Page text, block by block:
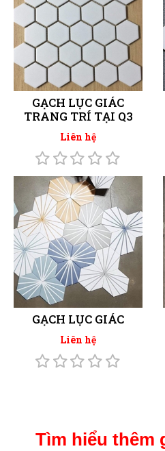
GẠCH LỤC GIÁC
TRANG TRÍ TẠI Q3
Liên hệ
GẠCH LỤC GIÁC
Liên hệ
Tìm hiểu thêm